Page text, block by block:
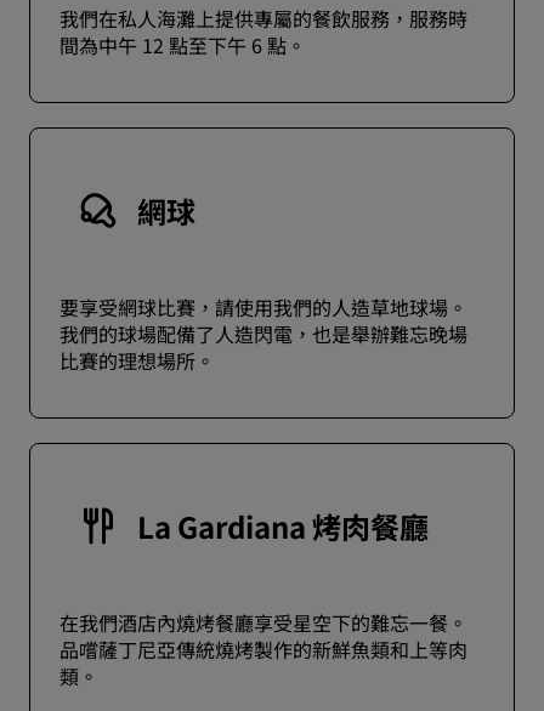
我們在私人海灘上提供專屬的餐飲服務，服務時
間為中午 12 點至下午 6 點。
網球
要享受網球比賽，請使用我們的人造草地球場。
我們的球場配備了人造閃電，也是舉辦難忘晚場
比賽的理想場所。
La Gardiana 烤肉餐廳
在我們酒店內燒烤餐廳享受星空下的難忘一餐。
品嚐薩丁尼亞傳統燒烤製作的新鮮魚類和上等肉
類。